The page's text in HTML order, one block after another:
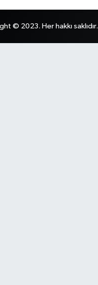
© 2023. Her hakkı saklıdır.